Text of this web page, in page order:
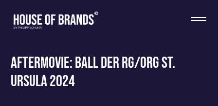
Aftermovie: Ball der RG/ORG St.
Ursula 2024